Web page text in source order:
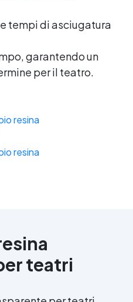
tempi di asciugatura
garantendo un
per il teatro.
teatri